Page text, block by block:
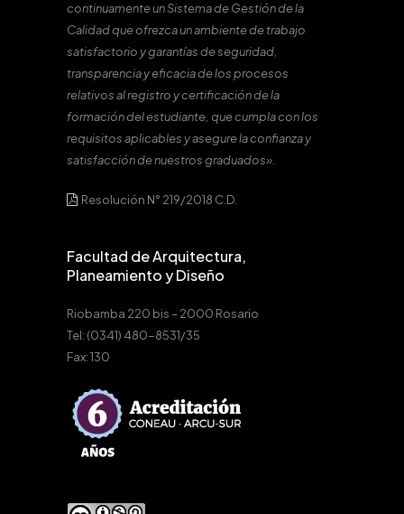
continuamente un Sistema de Gestión de la
Calidad que ofrezca un ambiente de trabajo
satisfactorio y garantías de seguridad,
transparencia y eficacia de los procesos
relativos al registro y certificación de la
formación del estudiante, que cumpla con los
requisitos aplicables y asegure la confianza y
satisfacción de nuestros graduados».
Resolución N° 219/2018 C.D.
Facultad de Arquitectura,
Planeamiento y Diseño
Riobamba 220 bis – 2000 Rosario
Tel: (0341) 480-8531/35
Fax: 130